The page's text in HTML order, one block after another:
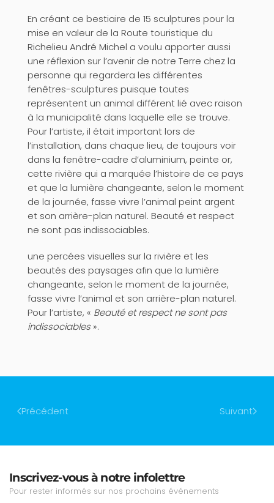
En créant ce bestiaire de 15 sculptures pour la
mise en valeur de la Route touristique du
Richelieu André Michel a voulu apporter aussi
une réflexion sur l’avenir de notre Terre chez la
personne qui regardera les différentes
fenêtres-sculptures puisque toutes
représentent un animal différent lié avec raison
à la municipalité dans laquelle elle se trouve.
Pour l’artiste, il était important lors de
l’installation, dans chaque lieu, de toujours voir
dans la fenêtre-cadre d’aluminium, peinte or,
cette rivière qui a marquée l’histoire de ce pays
et que la lumière changeante, selon le moment
de la journée, fasse vivre l’animal peint argent
et son arrière-plan naturel. Beauté et respect
ne sont pas indissociables.
une percées visuelles sur la rivière et les
beautés des paysages afin que la lumière
changeante, selon le moment de la journée,
fasse vivre l’animal et son arrière-plan naturel.
Pour l’artiste, « Beauté et respect ne sont pas
indissociables».
Précédent Suivant
Inscrivez-vous à notre infolettre
Pour rester informés sur nos prochains événements